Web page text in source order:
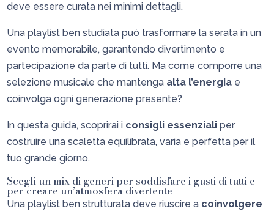
deve essere curata nei minimi dettagli.
Una playlist ben studiata può trasformare la serata in un
evento memorabile, garantendo divertimento e
partecipazione da parte di tutti. Ma come comporre una
selezione musicale che mantenga alta l’energia e
coinvolga ogni generazione presente?
In questa guida, scoprirai i consigli essenziali per
costruire una scaletta equilibrata, varia e perfetta per il
tuo grande giorno.
Scegli un mix di generi per soddisfare i gusti di tutti e
per creare un’atmosfera divertente
Una playlist ben strutturata deve riuscire a coinvolgere